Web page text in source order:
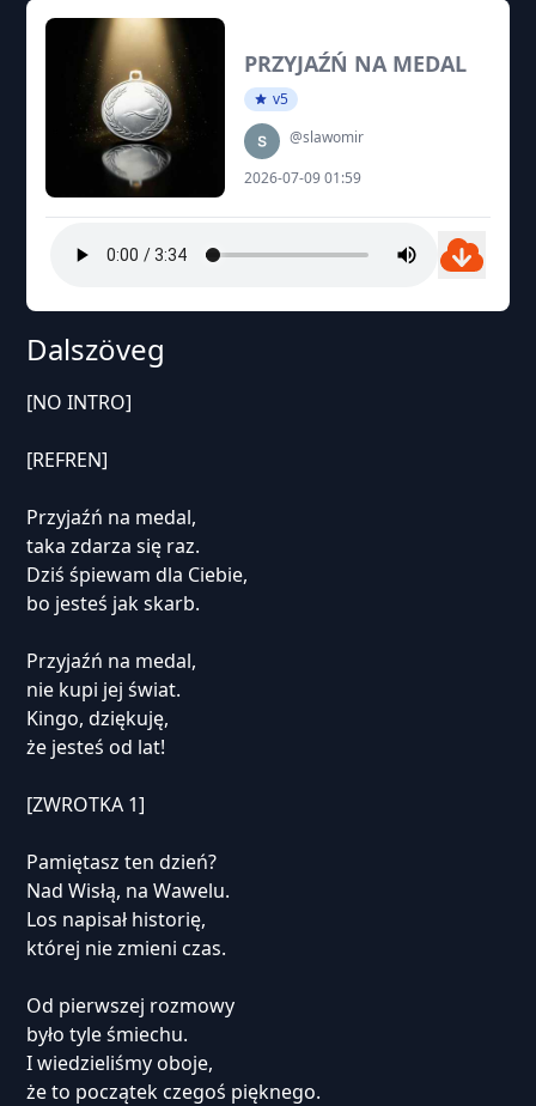
PRZYJAŹŃ NA MEDAL
v5
@slawomir
2026-07-09 01:59
Dalszöveg
[NO INTRO]
[REFREN]
Przyjaźń na medal,
taka zdarza się raz.
Dziś śpiewam dla Ciebie,
bo jesteś jak skarb.
Przyjaźń na medal,
nie kupi jej świat.
Kingo, dziękuję,
że jesteś od lat!
[ZWROTKA 1]
Pamiętasz ten dzień?
Nad Wisłą, na Wawelu.
Los napisał historię,
której nie zmieni czas.
Od pierwszej rozmowy
było tyle śmiechu.
I wiedzieliśmy oboje,
że to początek czegoś pięknego.